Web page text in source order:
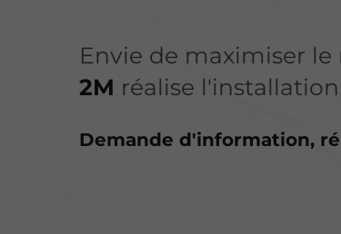
Envie de maximiser
2M réalise
Demande d'information,